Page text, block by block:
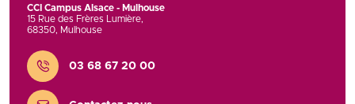
CCI Campus Alsace - Mulhouse
15 Rue des Frères Lumière,
68350, Mulhouse
Contact
03 68 67 20 00